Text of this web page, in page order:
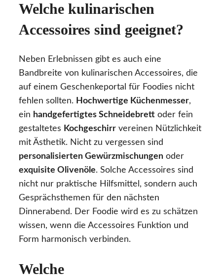
Welche kulinarischen
Accessoires sind geeignet?
Neben Erlebnissen gibt es auch eine
Bandbreite von kulinarischen Accessoires, die
auf einem Geschenkeportal für Foodies nicht
fehlen sollten. Hochwertige Küchenmesser,
ein handgefertigtes Schneidebrett oder fein
gestaltetes Kochgeschirr vereinen Nützlichkeit
mit Ästhetik. Nicht zu vergessen sind
personalisierten Gewürzmischungen oder
exquisite Olivenöle. Solche Accessoires sind
nicht nur praktische Hilfsmittel, sondern auch
Gesprächsthemen für den nächsten
Dinnerabend. Der Foodie wird es zu schätzen
wissen, wenn die Accessoires Funktion und
Form harmonisch verbinden.
Welche